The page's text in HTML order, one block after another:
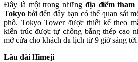
Đây là một trong những địa điểm tham
Tokyo bởi đến đây bạn có thể quan sát
phố. Tokyo Tower được thiết kế theo
kiến trúc được tự chống bằng thép cao
mở cửa cho khách du lịch từ 9 giờ sáng
Lâu đài Himeji